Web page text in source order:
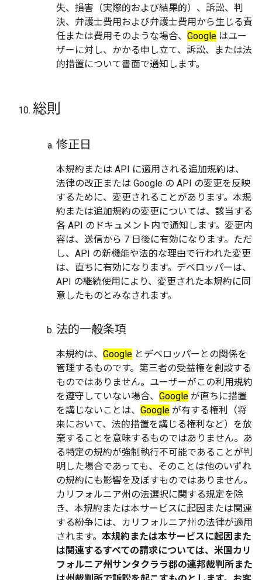
失、損害（実際的および結果的）、訴訟、判
決、弁護士費用および弁護士費用から生じる責
任または費用そのような場合、 Google はユー
ザーに対し、かかる申し立て、訴訟、または法
的措置について書面で通知します。
総則
修正日
本規約または API に適用される追加規約は、
法律の改正または Google の API の変更を反映
するために、変更されることがあります。 本規
約または追加規約の変更については、該当する
各 API のドキュメント内で通知します。変更内
容は、送信から 7 日後に有効になります。ただ
し、API の新機能や法的な理由で行われた変更
は、直ちに有効になります。デベロッパーは、
API の継続使用により、変更された本規約に同
意したものとみなされます。
法的一般条項
本規約は、 Google とデベロッパーとの関係を
管理するものです。第三者の受益権を創設する
ものではありません。ユーザーがこの利用規約
を遵守していない場合、 Google が直ちに措置
を講じないことは、 Google が有する権利（将
来において、法的措置を講じる権利など）を放
棄することを意味するものではありません。あ
る特定の規約が強制執行不可能であることが判
明した場合であっても、そのことは他のいずれ
の規約にも影響を及ぼすものではありません。
カリフォルニア州の法選択に関する規定を除
き、本規約または本サービスに起因または関連
する紛争には、カリフォルニア州の法律が適用
されます。 本規約または本サービスに起因また
は関連するすべての請求については、米国カリ
フォルニア州サンタクララ郡の連邦裁判所また